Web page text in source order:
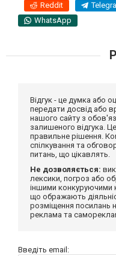
Reddit
WhatsApp
Відгук - це думка або
передати досвід або
нашого сайту з
залишеного відгука.
правильне рішення.
спілкування та
питань, що цікавлять.
Не дозволяється:
лексики, погроз або
іншими конкуруючими
що ображають
розміщення посилань
реклама та
Введіть email: